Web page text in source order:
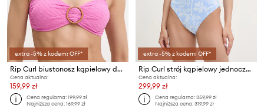
extra -5% z kodem: OFF*
Rip Curl biustonosz kąpielowy damski CUSTOM RIB
Cena aktualna:
159,99 zł
Cena regularna:199,99 zł
Najniższa cena:169,99 zł
extra -5% z kodem: OFF*
Rip Curl strój kąpielowy jednoczęściowy damski PACIFIC COAST
Cena aktualna:
299,99 zł
Cena regularna:359,99 zł
Najniższa cena:319,99 zł